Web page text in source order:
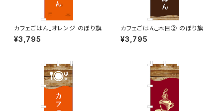
カフェごはん_オレンジ のぼり旗
¥3,795
カフェごはん_木目② のぼり旗
¥3,795